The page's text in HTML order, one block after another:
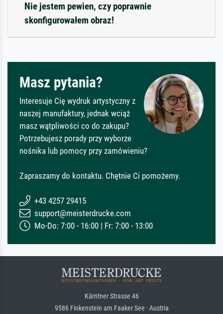
Nie jestem pewien, czy poprawnie
skonfigurowałem obraz!
Masz pytania?
Interesuje Cię wydruk artystyczny z
naszej manufaktury, jednak wciąż
masz wątpliwości co do zakupu?
Potrzebujesz porady przy wyborze
nośnika lub pomocy przy zamówieniu?
Zapraszamy do kontaktu. Chętnie Ci pomożemy.
+43 4257 29415
support@meisterdrucke.com
Mo-Do: 7:00 - 16:00 | Fr: 7:00 - 13:00
Kärntner Strasse 46
9586 Finkenstein am Faaker See · Austria